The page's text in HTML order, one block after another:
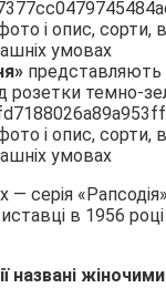
представляють
розетки темно-
— серія
в 1956
названі